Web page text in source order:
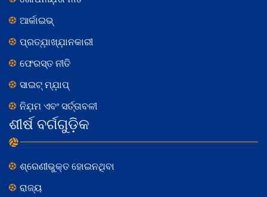
ଆର୍କାଇଭ୍
ପ୍ରତ୍ଯ଼ାଖ୍ଯ଼ାନକାରୀ
ଫେରସ୍ତ ନୀତି
ସାଇଟ୍ ମ୍ଯ଼ାପ୍
ନିଯ଼ମ ଏବଂ ସର୍ତ୍ତାବଳୀ
ଶୀର୍ଷ ବର୍ଗଗୁଡ଼ିକ
ଶ୍ରେଣୀଭୁକ୍ତ ହୋଇନଥିବା
ରାଜ୍ୟ